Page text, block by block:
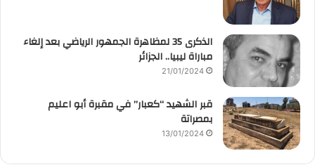
الذكرى 35 لمظاهرة الجمهور الرياضي بعد إلغاء
مباراة ليبيا.. الجزائر
21/01/2024
قبر الشهيد “كعبار” في مقبرة أبو اعليم
بمصراتة
13/01/2024